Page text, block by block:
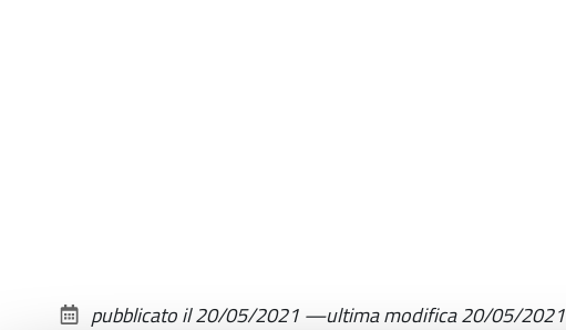
26
pubblicato il20/05/2021 —ultima modifica20/05/2021